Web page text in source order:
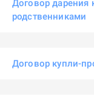
Договор дарения
родственниками
Договор купли-